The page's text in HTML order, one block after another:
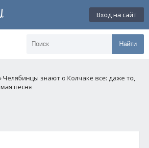
Вход на сайт
Найти
Челябинцы знают о Колчаке все: даже то,
песня